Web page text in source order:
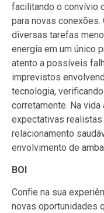
facilitando o convívio
para novas
diversas tarefas
energia em um único
atento a possíveis
imprevistos
tecnologia,
corretamente. Na
expectativas
relacionamento
envolvimento de
BOI
Confie na sua
novas oportunidades